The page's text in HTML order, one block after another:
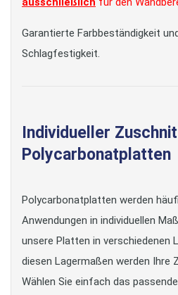
Garantierte Farbbeständigkeit
Schlagfestigkeit.
Individueller
Polycarbonatplatten
Polycarbonatplatten werden
Anwendungen in individuellen
unsere Platten in verschiedenen
diesen Lagermaßen werden Ihre
Wählen Sie einfach das passende